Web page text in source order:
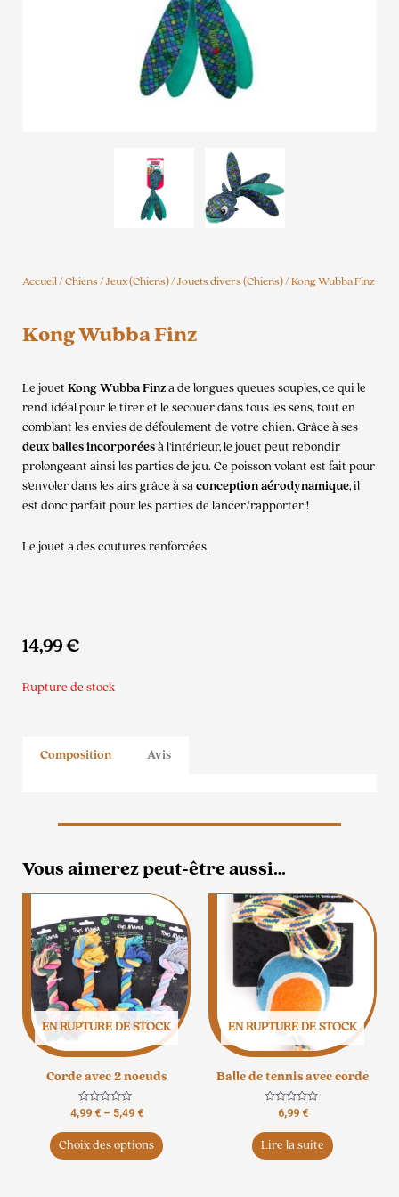
Accueil/Chiens/Jeux (Chiens)/Jouets divers (Chiens)/ Kong Wubba Finz
Kong Wubba Finz
Le jouet Kong Wubba Finza de longues queues souples, ce qui le
rend idéal pour le tirer et le secouer dans tous les sens, tout en
comblant les envies de défoulement de votre chien. Grâce à ses
deux balles incorporéesà l’intérieur, le jouet peut rebondir
prolongeant ainsi les parties de jeu. Ce poisson volant est fait pour
s’envoler dans les airs grâce à saconception aérodynamique, il
est donc parfait pour les parties de lancer/rapporter !
Le jouet a des coutures renforcées.
14,99€
Rupture de stock
Composition Avis
Vous aimerez peut-être aussi…
EN RUPTURE DE STOCK
Corde avec 2 noeuds
Note
0
sur
5
4,99 €– 5,49 €
Choix des options
Ce
produit
a
plusieurs
variations.
Les
options
peuvent
choisies
page
EN RUPTURE DE STOCK
Balle de tennis avec corde
Note
sur
5
6,99 €
Lire la suite